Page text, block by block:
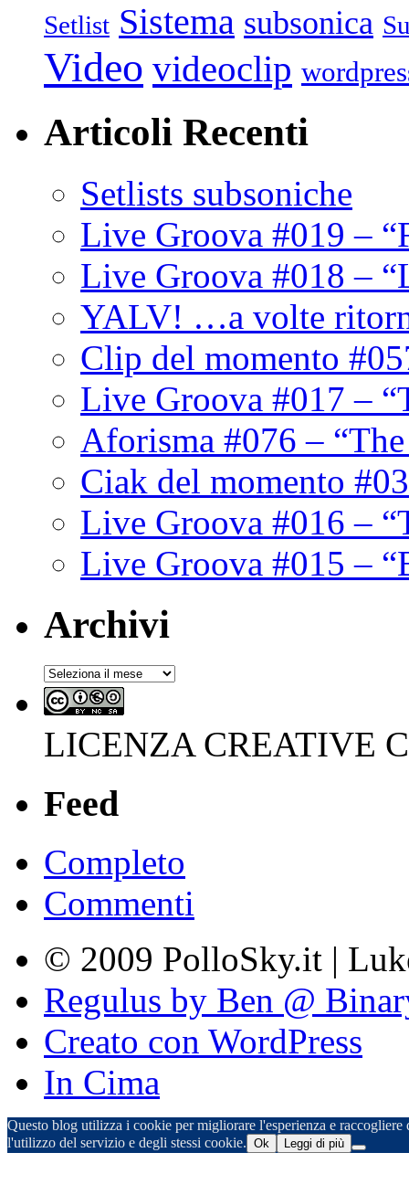
Setlist Sistema subsonica
Video videoclip
Articoli Recenti
Setlists subsoniche
Live Groova #019 –
Live Groova #018 –
YALV! …a volte
Clip del momento
Live Groova #017 –
Aforisma #076 –
Ciak del momento
Live Groova #016 –
Live Groova #015 –
Archivi
Archivi
LICENZA CREATIVE
Feed
Completo
Commenti
© 2009 PolloSky.it |
Regulus by Ben @
Creato con WordPress
In Cima
Questo blog utilizza i cookie per migliorare l'esperienza e
l'utilizzo del servizio e degli stessi cookie. Ok Leggi di più